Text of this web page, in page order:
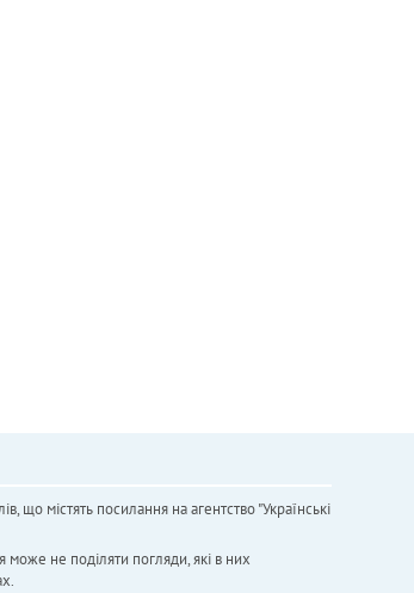
що містять посилання на агентство "Українськi
може не поділяти погляди, які в них